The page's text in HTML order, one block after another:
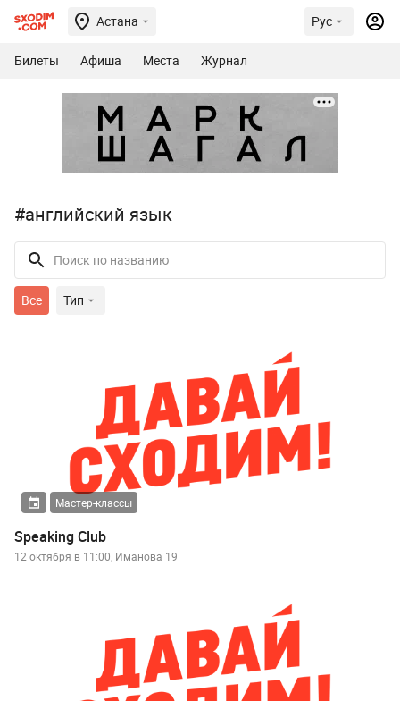
Астана Рус
Билеты Афиша Места Журнал
#английский язык
Все Тип
Мастер-классы
Speaking Club
12 октября в 11:00, Иманова 19